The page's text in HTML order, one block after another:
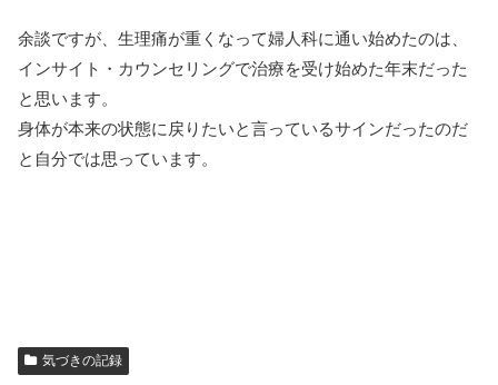
余談ですが、生理痛が重くなって婦人科に通い始めたのは、
インサイト・カウンセリングで治療を受け始めた年末だった
と思います。
身体が本来の状態に戻りたいと言っているサインだったのだ
と自分では思っています。
気づきの記録